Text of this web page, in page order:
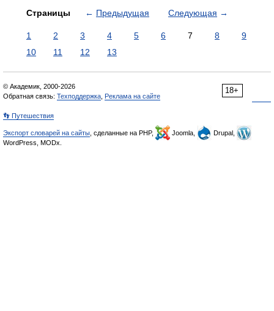
Страницы ← Предыдущая Следующая →
1 2 3 4 5 6 7 8
9
10
11 12 13
18+
© Академик, 2000-2026
Обратная связь: Техподдержка Реклама на сайте
👣 Путешествия
Экспорт словарей на сайты , сделанные на PHP, Joomla,
Drupal,
WordPress, MODx.